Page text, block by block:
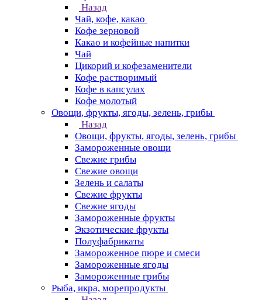
Назад
Чай, кофе, какао
Кофе зерновой
Какао и кофейные напитки
Чай
Цикорий и кофезаменители
Кофе растворимый
Кофе в капсулах
Кофе молотый
Овощи, фрукты, ягоды, зелень, грибы
Назад
Овощи, фрукты, ягоды, зелень, грибы
Замороженные овощи
Свежие грибы
Свежие овощи
Зелень и салаты
Свежие фрукты
Свежие ягоды
Замороженные фрукты
Экзотические фрукты
Полуфабрикаты
Замороженное пюре и смеси
Замороженные ягоды
Замороженные грибы
Рыба, икра, морепродукты